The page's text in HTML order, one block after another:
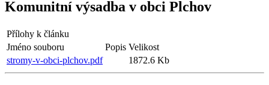
Komunitní výsadba v obci Plchov
Přílohy k článku
Jméno souboru
Popis Velikost
stromy-v-obci-plchov.pdf
1872.6 Kb